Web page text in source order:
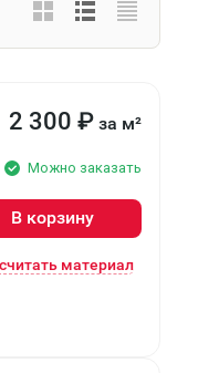
2 300 ₽ за м²
Можно заказать
В корзину
материал